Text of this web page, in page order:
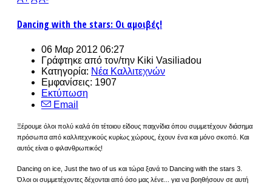
Dancing with the stars: Οι αμοιβές!
06 Μαρ 2012 06:27
Γράφτηκε από τον/την Kiki Vasiliadou
Κατηγορία: Νέα Καλλιτεχνών
Εμφανίσεις: 1907
Εκτύπωση
Email
Ξέρουμε όλοι πολύ καλά ότι τέτοιου είδους παιχνίδια όπου συμμετέχουν διάσημα
πρόσωπα από καλλιτεχνικούς κυρίως χώρους, έχουν ένα και μόνο σκοπό. Και
αυτός είναι ο φιλανθρωπικός!
Dancing on ice, Just the two of us και τώρα ξανά το Dancing with the stars 3.
Όλοι οι συμμετέχοντες δέχονται από όσο μας λένε... για να βοηθήσουν σε αυτή